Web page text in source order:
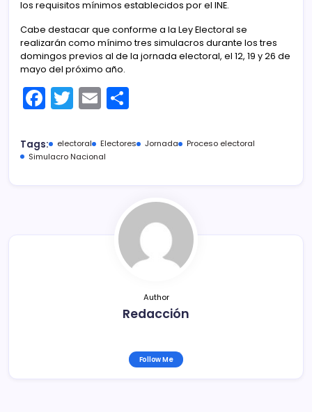
los requisitos mínimos establecidos por el INE.
Cabe destacar que conforme a la Ley Electoral se
realizarán como mínimo tres simulacros durante los tres
domingos previos al de la jornada electoral, el 12, 19 y 26 de
mayo del próximo año.
F
a
c
e
T
w
itt
er
E
m
ai
l
m
tir
Tags: electoral Electores Jornada
Proceso electoral
Simulacro Nacional
Author
Redacción
Follow Me